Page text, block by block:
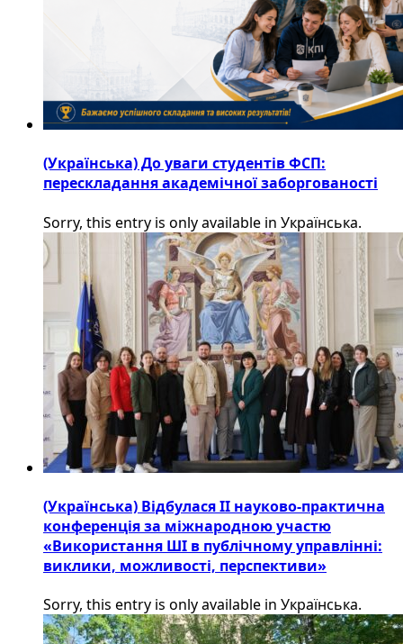
(Українська) До уваги студентів ФСП:
перескладання академічної заборгованості
Sorry, this entry is only available in Українська.
(Українська) Відбулася ІІ науково-практична
конференція за міжнародною участю
«Використання ШІ в публічному управлінні:
виклики, можливості, перспективи»
Sorry, this entry is only available in Українська.